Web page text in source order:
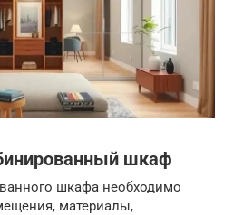
шкаф
шкафа необходимо
материалы,